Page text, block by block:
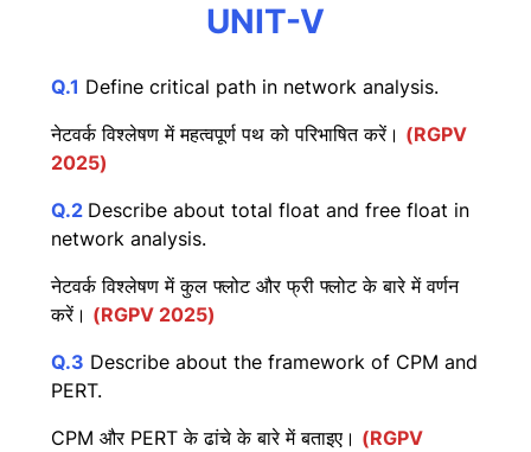
UNIT-V
Q.1 Define critical path in network analysis.
नेटवर्क विश्लेषण में महत्वपूर्ण पथ को परिभाषित करें। (RGPV
2025)
Q.2 Describe about total float and free float in
network analysis.
नेटवर्क विश्लेषण में कुल फ्लोट और फ्री फ्लोट के बारे में वर्णन
करें। (RGPV 2025)
Q.3 Describe about the framework of CPM and
PERT.
CPM और PERT के ढांचे के बारे में बताइए। (RGPV